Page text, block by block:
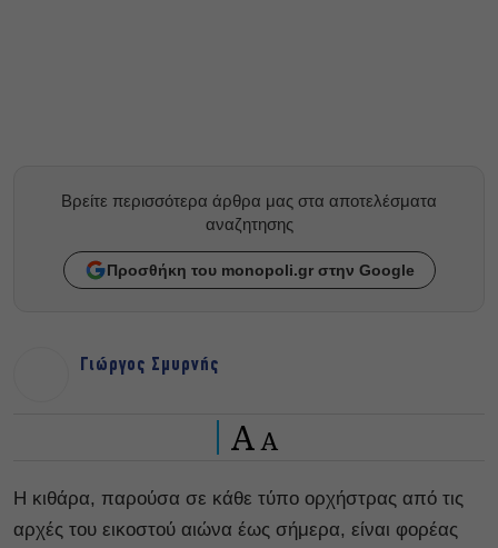
Βρείτε περισσότερα άρθρα μας στα αποτελέσματα
αναζητησης
Προσθήκη του monopoli.gr στην Google
Γιώργος Σμυρνής
A A
Η κιθάρα, παρούσα σε κάθε τύπο ορχήστρας από τις
αρχές του εικοστού αιώνα έως σήμερα, είναι φορέας